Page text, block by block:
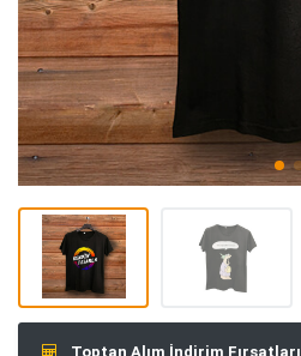
Toptan Alım İndirim Fırsatları